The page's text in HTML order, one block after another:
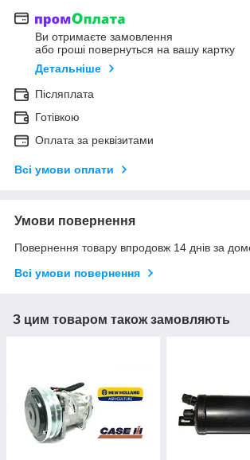
Ви отримаєте замовлення
або гроші повернуться на вашу картку
Детальніше
Післяплата
Готівкою
Оплата за реквізитами
Всі умови оплати
Умови повернення
Повернення товару впродовж 14 днів за
Всі умови повернення
З цим товаром також замовляють